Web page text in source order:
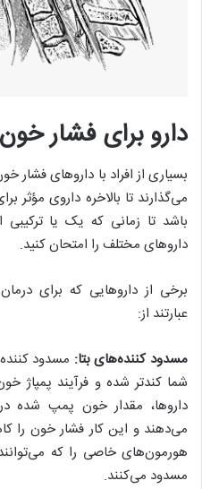
دارو برای فشار خون
بسیاری از افراد با داروهای
می‌گذارند تا بالاخره داروی
باشد تا زمانی که یک یا ترکیبی
داروهای مختلف را امتحان کنید.
برخی از داروهایی که برای
عبارتند از:
مسدود کننده‌های بتا: مسدود
شما کندتر شده و فرآیند پمپاژ
داروها، مقدار خون پمپ شده
می‌دهند و این کار فشار خون را
هورمون‌های خاصی را که
مسدود می‌کنند.